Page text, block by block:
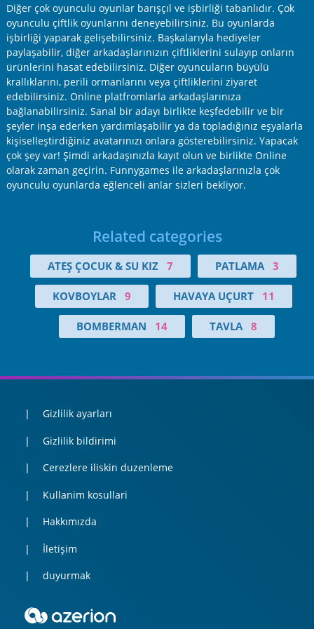
Diğer çok oyunculu oyunlar barışçıl ve işbirliği tabanlıdır. Çok
oyunculu çiftlik oyunlarını deneyebilirsiniz. Bu oyunlarda
işbirliği yaparak gelişebilirsiniz. Başkalarıyla hediyeler
paylaşabilir, diğer arkadaşlarınızın çiftliklerini sulayıp onların
ürünlerini hasat edebilirsiniz. Diğer oyuncuların büyülü
krallıklarını, perili ormanlarını veya çiftliklerini ziyaret
edebilirsiniz. Online platfromlarla arkadaşlarınıza
bağlanabilirsiniz. Sanal bir adayı birlikte keşfedebilir ve bir
şeyler inşa ederken yardımlaşabilir ya da topladığınız eşyalarla
kişiselleştirdiğiniz avatarınızı onlara gösterebilirsiniz. Yapacak
çok şey var! Şimdi arkadaşınızla kayıt olun ve birlikte Online
olarak zaman geçirin. Funnygames ile arkadaşlarınızla çok
oyunculu oyunlarda eğlenceli anlar sizleri bekliyor.
Related categories
ATEŞ ÇOCUK & SU KIZ 7 PATLAMA 3
KOVBOYLAR 9 HAVAYA UÇURT 11
BOMBERMAN 14 TAVLA 8
Gizlilik ayarları
Gizlilik bildirimi
Cerezlere iliskin duzenleme
Kullanim kosullari
Hakkımızda
İletişim
duyurmak